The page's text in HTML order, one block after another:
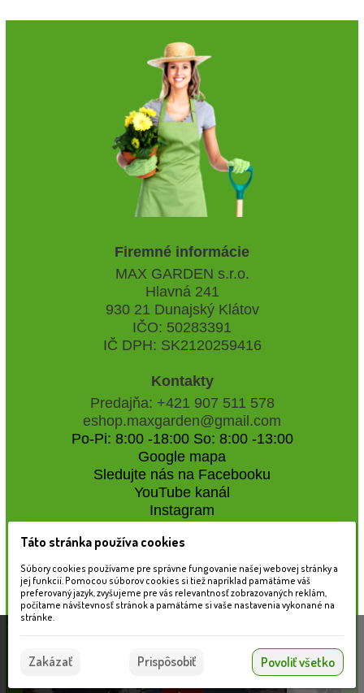
Firemné informácie
MAX GARDEN s.r.o.
Hlavná 241
930 21 Dunajský Klátov
IČO: 50283391
IČ DPH: SK2120259416
Kontakty
Predajňa: +421 907 511 578
eshop.maxgarden@gmail.com
Po-Pi: 8:00 -18:00 So: 8:00 -13:00
Google mapa
Sledujte nás na Facebooku
YouTube kanál
Instagram
Naše záhradné centrum
Táto stránka používa súbory cookies, ktoré nám
pomáhajú poskytovať služby. Používaním našich
služieb vyjadrujete súhlas s používaním súborov
Súhlasím
Táto stránka používa cookies
Súbory cookies používame pre správne fungovanie našej webovej stránky a
jej funkcií. Pomocou súborov cookies si tiež napríklad pamätáme váš
preferovaný jazyk, zvyšujeme pre vás relevantnosť zobrazovaných reklám,
počítame návštevnosť stránok a pamätáme si vaše nastavenia vykonané na
stránke.
Zakázať Prispôsobiť Povoliť všetko